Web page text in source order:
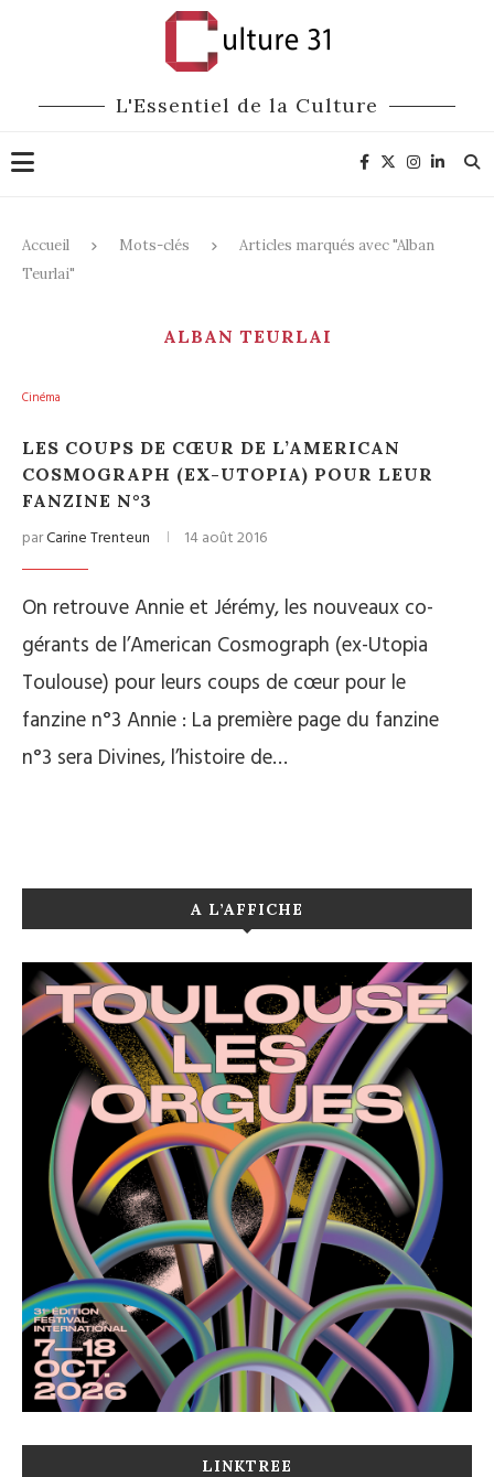
L'Essentiel de la Culture
Accueil Mots-clés
Articles marqués avec "Alban
Teurlai"
ALBAN TEURLAI
Cinéma
LES COUPS DE CŒUR DE L’AMERICAN
COSMOGRAPH (EX-UTOPIA) POUR LEUR
FANZINE N°3
parCarine Trenteun 14 août 2016
On retrouve Annie et Jérémy, les nouveaux co-
gérants de l’American Cosmograph (ex-Utopia
Toulouse) pour leurs coups de cœur pour le
fanzine n°3 Annie : La première page du fanzine
n°3 sera Divines, l’histoire de…
A L’AFFICHE
LINKTREE